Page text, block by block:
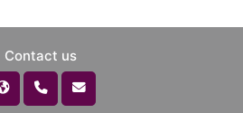
Contact us